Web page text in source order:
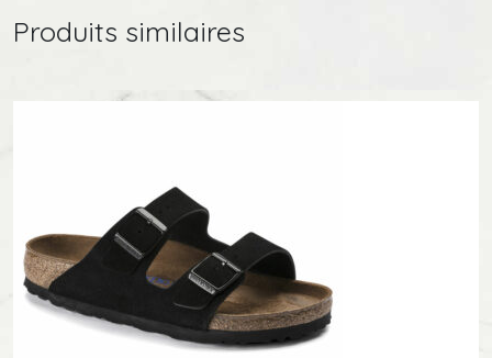
Produits similaires